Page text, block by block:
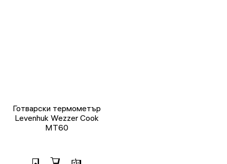
Готварски термометър
Levenhuk Wezzer Cook
MT60